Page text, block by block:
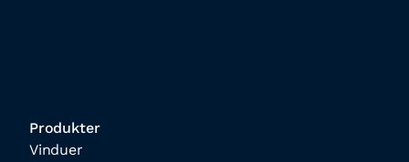
Produkter
Vinduer